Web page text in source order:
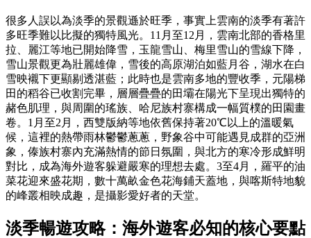
很多人誤以為淡季的景觀遜於旺季，事實上雲南的淡季有著許
多旺季難以比擬的獨特風光。11月至12月，雲南北部的香格里
拉、麗江等地已開始降雪，玉龍雪山、梅里雪山的雪線下降，
雪山景觀更為壯麗雄偉，雪後的高原湖泊如藍月谷，湖水在白
雪映襯下更顯剔透湛藍；此時也是雲南多地的豐收季，元陽梯
田的稻谷已收割完畢，層層疊疊的田壩在陽光下呈現出獨特的
赭色肌理，與周圍的瑤族、哈尼族村寨構成一幅質樸的田園畫
卷。1月至2月，西雙版納等地依舊保持著20℃以上的溫暖氣
候，這裡的熱帶雨林鬱鬱蔥蔥，野象谷中可能遇見成群的亞洲
象，傣族村寨內充滿熱情的節日氛圍，與北方的寒冷形成鮮明
對比，成為海外遊客躲避嚴寒的理想去處。3至4月，羅平的油
菜花迎來盛花期，數十萬畝金色花海鋪天蓋地，與喀斯特地貌
的峰叢相映成趣，是攝影愛好者的天堂。
淡季暢遊攻略：海外遊客必知的核心要點